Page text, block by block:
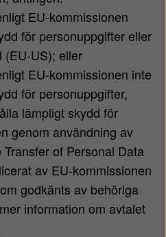
EU-kommissionen
för personuppgifter eller
(EU-US); eller
EU-kommissionen inte
för personuppgifter,
lämpligt skydd för
genom användning av
of Personal Data
av EU-kommissionen
godkänts av behöriga
information om avtalet